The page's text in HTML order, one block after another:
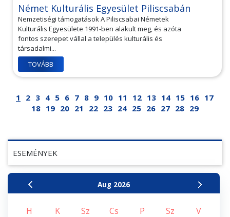
ESEMÉNYEK
Aug 2026
H K Sz Cs P Sz
V
Német Kulturális Egyesület Piliscsabán
Nemzetiségi támogatások A Piliscsabai Németek
Kulturális Egyesülete 1991-ben alakult meg, és azóta
fontos szerepet vállal a település kulturális és
társadalmi...
TOVÁBB
1 2 3 4 5 6 7 8 9 10 11 12 13 14 15 16 17
18 19 20 21 22 23 24 25 26 27 28 29